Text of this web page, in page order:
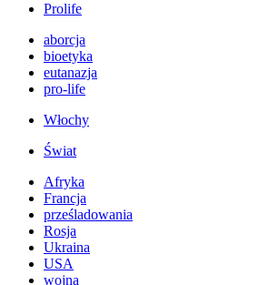
Prolife
aborcja
bioetyka
eutanazja
pro-life
Włochy
Świat
Afryka
Francja
prześladowania
Rosja
Ukraina
USA
wojna